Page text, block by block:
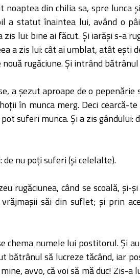
noaptea din chilia sa, spre
a statut înaintea lui, având o
lui: bine ai făcut. Şi iarăşi s-a
a zis lui: cât ai umblat, atât eşti
rugăciune. Şi intrând
a şezut aproape de o
în munca merg. Deci cearcă-
suferi munca. Şi a zis gândului:
de nu poţi suferi (şi celelalte).
rugăciunea, când se scoală,
săi din suflet; şi prin
numele lui postitorul. Şi
bătrânul să lucreze tăcând, iar
avvo, că voi să mă duc! Zis-